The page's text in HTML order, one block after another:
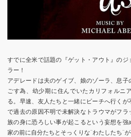
すでに全米で話題の『ゲット・アウト』の
ラー！
アデレードは夫のゲイブ、娘のゾーラ、息
ごす為、幼少期に住んでいたカリフォルニ
る。早速、友人たちと一緒にビーチへ行くが
で過去の原因不明で未解決なトラウマがフ
族の身に恐ろしい事が起こるという妄想を強
家の前に自分たちとそっくりな”わたしたち”が